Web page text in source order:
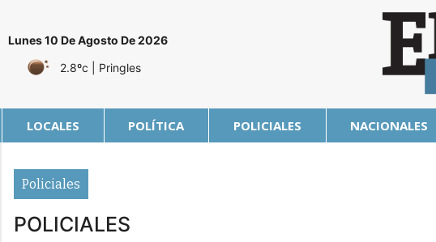
Lunes 10 De Agosto De 2026
2.8ºc
| Pringles
LOCALES POLÍTICA POLICIALES NACIONALES
Policiales
POLICIALES